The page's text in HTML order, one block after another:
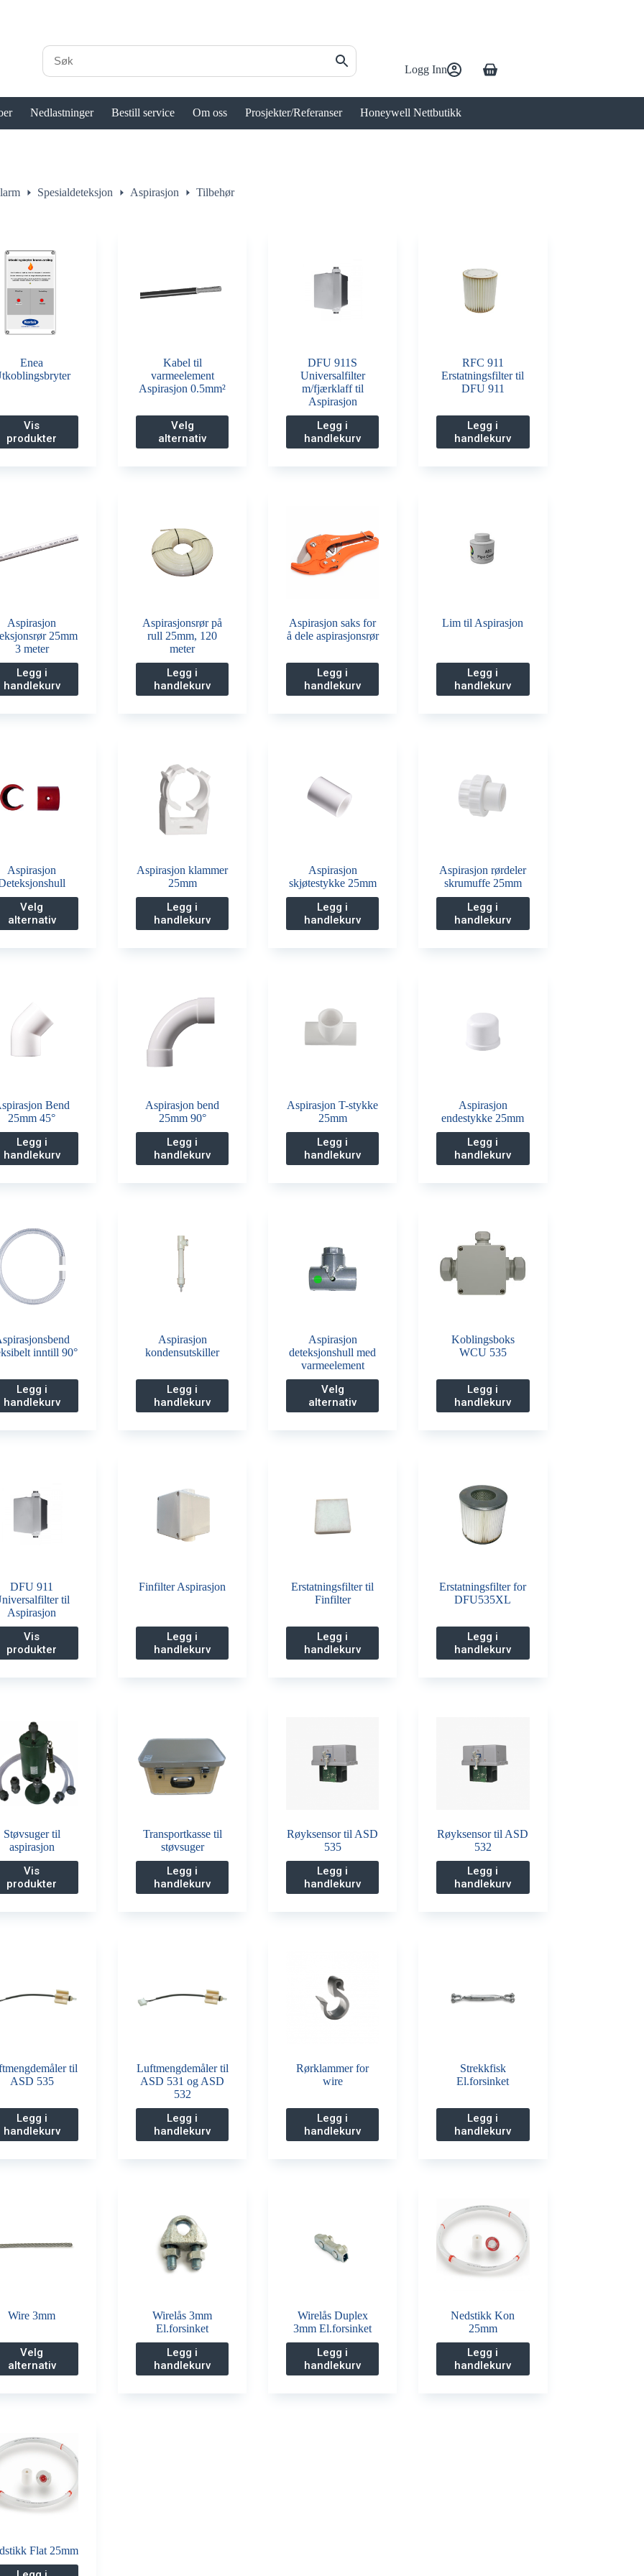
Logg Inn Handlekurv
Nedlastninger Bestill service Om oss Prosjekter/Referanser Honeywell Nettbutikk
Spesialdeteksjon Aspirasjon Tilbehør
Enea
Vis
produkter
Kabel til
varmeelement
Aspirasjon 0.5mm²
Velg
alternativ
Dette
produktet
har
produktsiden
DFU 911S
Universalfilter
m/fjærklaff til
Aspirasjon
Legg i
handlekurv
RFC 911
Erstatningsfilter til
DFU 911
Legg i
handlekurv
Aspirasjon
25mm
3 meter
Legg i
handlekurv
Aspirasjonsrør på
rull 25mm, 120
meter
Legg i
handlekurv
Aspirasjon saks for
å dele aspirasjonsrør
Legg i
handlekurv
Lim til Aspirasjon
Legg i
handlekurv
Aspirasjon
Velg
alternativ
Dette
produktet
har
på
produktsiden
Aspirasjon klammer
25mm
Legg i
handlekurv
Aspirasjon
skjøtestykke 25mm
Legg i
handlekurv
Aspirasjon rørdeler
skrumuffe 25mm
Legg i
handlekurv
Bend
25mm 45°
Legg i
handlekurv
Aspirasjon bend
25mm 90°
Legg i
handlekurv
Aspirasjon T-stykke
25mm
Legg i
handlekurv
Aspirasjon
endestykke 25mm
Legg i
handlekurv
inntill 90°
Legg i
handlekurv
Aspirasjon
kondensutskiller
Legg i
handlekurv
Aspirasjon
deteksjonshull med
varmeelement
Velg
alternativ
Dette
produktet
har
produktsiden
Koblingsboks
WCU 535
Legg i
handlekurv
DFU 911
til
Aspirasjon
Vis
produkter
Finfilter Aspirasjon
Legg i
handlekurv
Erstatningsfilter til
Finfilter
Legg i
handlekurv
Erstatningsfilter for
DFU535XL
Legg i
handlekurv
Støvsuger til
aspirasjon
Vis
produkter
Transportkasse til
støvsuger
Legg i
handlekurv
Røyksensor til ASD
535
Legg i
handlekurv
Røyksensor til ASD
532
Legg i
handlekurv
til
ASD 535
Legg i
handlekurv
Luftmengdemåler til
ASD 531 og ASD
532
Legg i
handlekurv
Rørklammer for
wire
Legg i
handlekurv
Strekkfisk
El.forsinket
Legg i
handlekurv
Wire 3mm
Velg
alternativ
Dette
produktet
har
velges
på
produktsiden
Wirelås 3mm
El.forsinket
Legg i
handlekurv
Wirelås Duplex
3mm El.forsinket
Legg i
handlekurv
Nedstikk Kon
25mm
Legg i
handlekurv
Flat 25mm